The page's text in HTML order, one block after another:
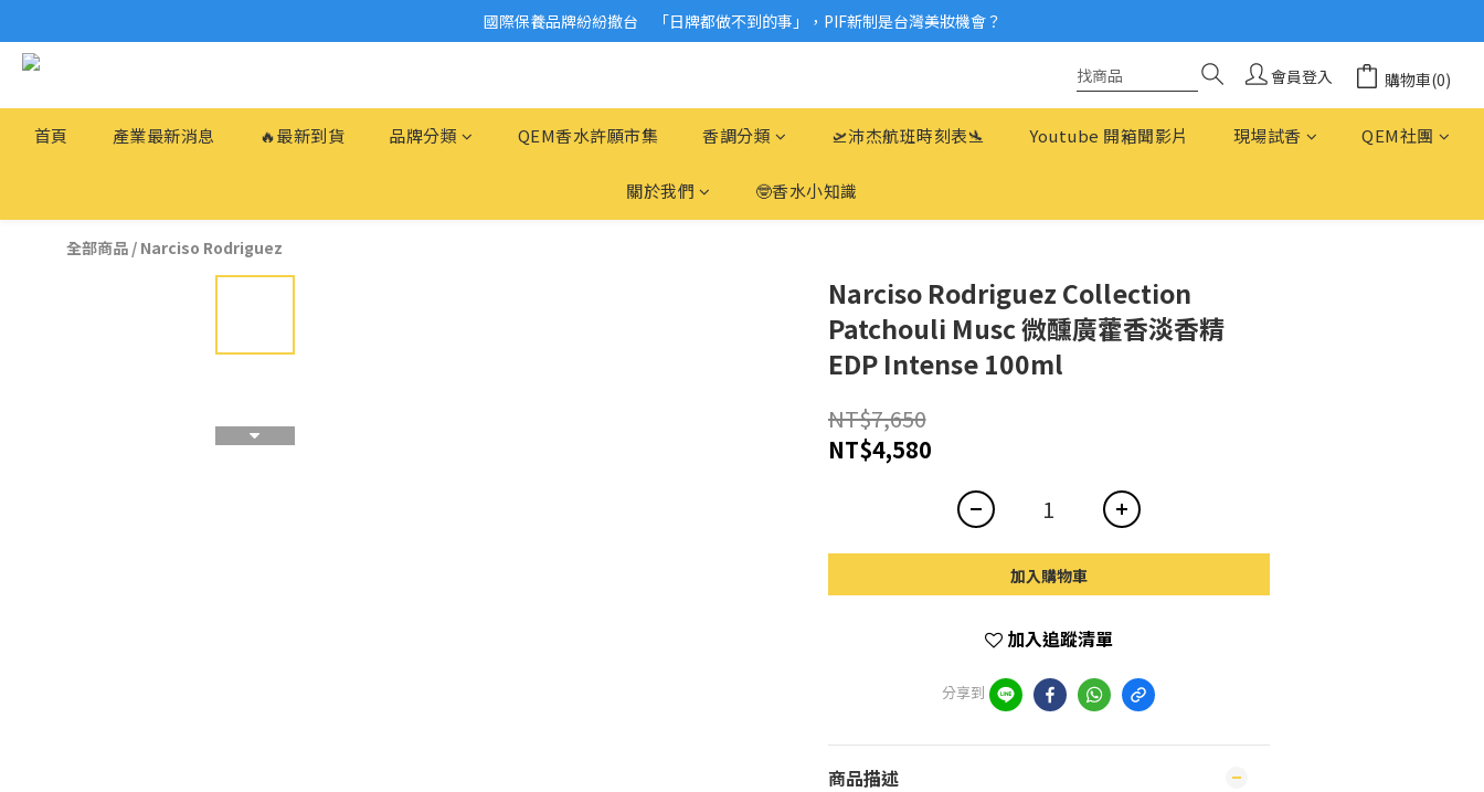
2026美妝小樣、試用品變少？PIF化妝品身分證7月上路！消費者必懂5觀念
國際保養品牌紛紛撤台　「日牌都做不到的事」，PIF新制是台灣美妝機會？
會員登入 購物車(0)
首頁 產業最新消息 🔥最新到貨 品牌分類 QEM香水許願市集 香調分類 🛫沛杰航班時刻表🛬 Youtube 開箱聞影片 現場試香 QEM社團
關於我們 🤓香水小知識
全部商品 / Narciso Rodriguez
Narciso Rodriguez Collection
Patchouli Musc 微醺廣藿香淡香精
EDP Intense 100ml
NT$7,650
NT$4,580
加入購物車
加入追蹤清單
分享到
商品描述